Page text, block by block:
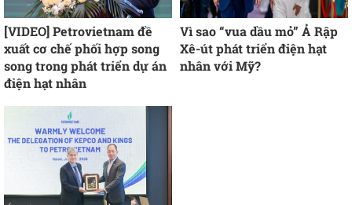
[VIDEO] Petrovietnam đề
xuất cơ chế phối hợp song
song trong phát triển dự án
điện hạt nhân
Vì sao “vua dầu mỏ” Ả Rập
Xê-út phát triển điện hạt
nhân với Mỹ?